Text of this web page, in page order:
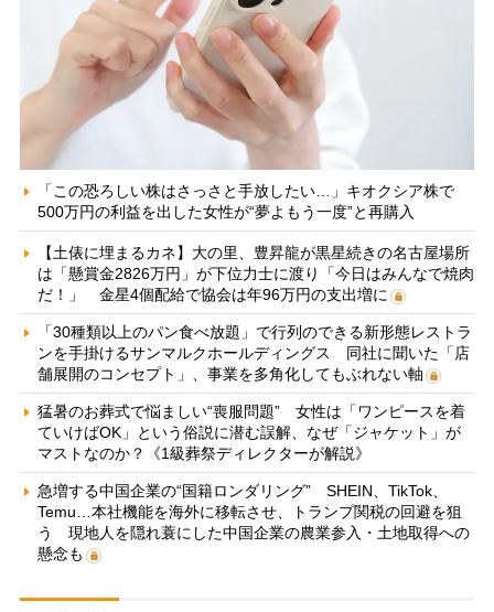
「この恐ろしい株はさっさと手放したい…」キオクシア株で
500万円の利益を出した女性が“夢よもう一度”と再購入
【土俵に埋まるカネ】大の里、豊昇龍が黒星続きの名古屋場所
は「懸賞金2826万円」が下位力士に渡り「今日はみんなで焼肉
だ！」 金星4個配給で協会は年96万円の支出増に
「30種類以上のパン食べ放題」で行列のできる新形態レストラ
ンを手掛けるサンマルクホールディングス 同社に聞いた「店
舗展開のコンセプト」、事業を多角化してもぶれない軸
猛暑のお葬式で悩ましい“喪服問題” 女性は「ワンピースを着
ていけばOK」という俗説に潜む誤解、なぜ「ジャケット」が
マストなのか？《1級葬祭ディレクターが解説》
急増する中国企業の“国籍ロンダリング” SHEIN、TikTok、
Temu…本社機能を海外に移転させ、トランプ関税の回避を狙
う 現地人を隠れ蓑にした中国企業の農業参入・土地取得への
懸念も